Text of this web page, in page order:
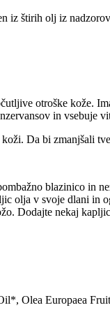
iz štirih olj iz
otroške kože.
in vsebuje
Da bi zmanjšali
blazinico in
olja v svoje dlani in
Dodajte nekaj
Olea Europaea